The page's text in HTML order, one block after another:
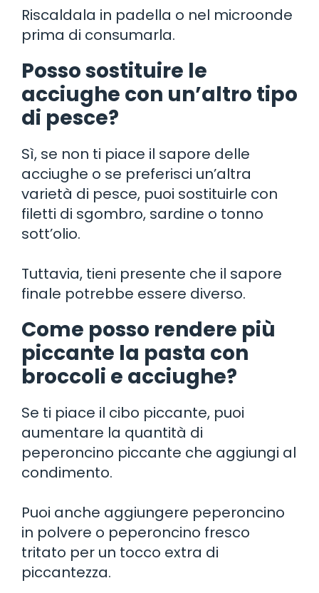
Riscaldala in padella o nel microonde
prima di consumarla.
Posso sostituire le
acciughe con un’altro tipo
di pesce?
Sì, se non ti piace il sapore delle
acciughe o se preferisci un’altra
varietà di pesce, puoi sostituirle con
filetti di sgombro, sardine o tonno
sott’olio.
Tuttavia, tieni presente che il sapore
finale potrebbe essere diverso.
Come posso rendere più
piccante la pasta con
broccoli e acciughe?
Se ti piace il cibo piccante, puoi
aumentare la quantità di
peperoncino piccante che aggiungi al
condimento.
Puoi anche aggiungere peperoncino
in polvere o peperoncino fresco
tritato per un tocco extra di
piccantezza.